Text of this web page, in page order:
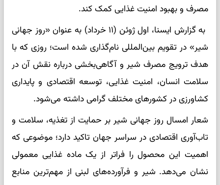
مصرف و بهبود امنیت غذایی کمک کند.
به گزارش ایسنا، اول ژوئن (۱۱ خرداد) به عنوان «روز جهانی
شیر» در تقویم بین‌المللی نام‌گذاری شده است؛ روزی که با
هدف ترویج مصرف شیر و آگاهی‌بخشی درباره نقش آن در
سلامت انسان، امنیت غذایی، توسعه اقتصادی و پایداری
کشاورزی در کشورهای مختلف گرامی داشته می‌شود.
شعار امسال روز جهانی شیر بر حمایت از تغذیه، سلامت و
تاب‌آوری اقتصادی در سراسر جهان تاکید دارد؛ موضوعی که
اهمیت این محصول را فراتر از یک ماده غذایی معمولی
نشان می‌دهد. شیر و فرآورده‌های لبنی از مهم‌ترین منابع